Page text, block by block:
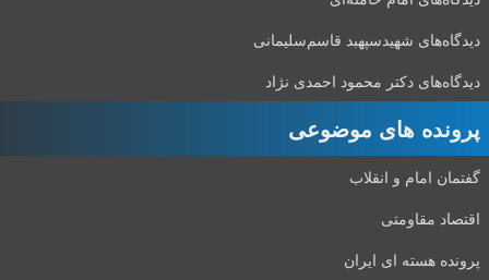
دیدگاه‌های شهید‌سپهبد قاسم‌سلیمانی
دیدگاه‌های دکتر محمود احمدی نژاد
پرونده های موضوعی
گفتمان امام و انقلاب
اقتصاد مقاومتی
پرونده هسته ای ایران